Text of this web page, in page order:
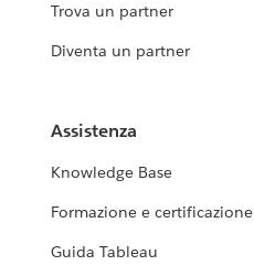
Trova un partner
Diventa un partner
Assistenza
Knowledge Base
Formazione e certificazione
Guida Tableau